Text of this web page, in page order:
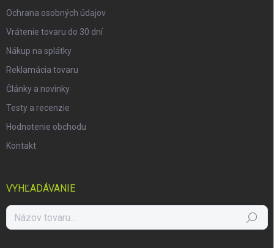
Ochrana osobných údajov
Vrátenie tovaru do 30 dní
Nákup na splátky
Reklamácia tovaru
Články a novinky
Testy a recenzie
Hodnotenie obchodu
Kontakt
VYHĽADÁVANIE
Hľadať